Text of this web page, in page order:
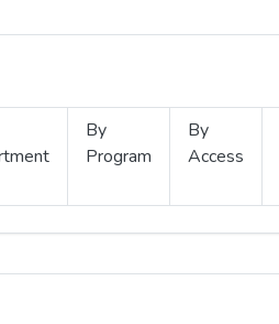
By
Program
By
Access